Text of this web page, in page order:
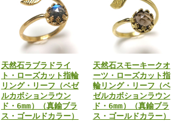
天然石ラブラドライ
ト・ローズカット指輪
リング・リーフ（ベゼ
ルカボションラウン
ド・6mm）（真鍮ブラ
ス・ゴールドカラー）
天然石スモーキークオ
ーツ・ローズカット指
輪リング・リーフ（ベ
ゼルカボションラウン
ド・6mm）（真鍮ブラ
ス・ゴールドカラー）